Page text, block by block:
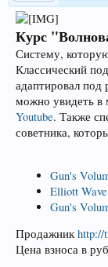
Курс
Систему,
Классический
адаптировал
можно увидеть в
Youtube. Также
советника,
Gun's
Elliott
Gun's
Продажникhttp://
Цена взноса в